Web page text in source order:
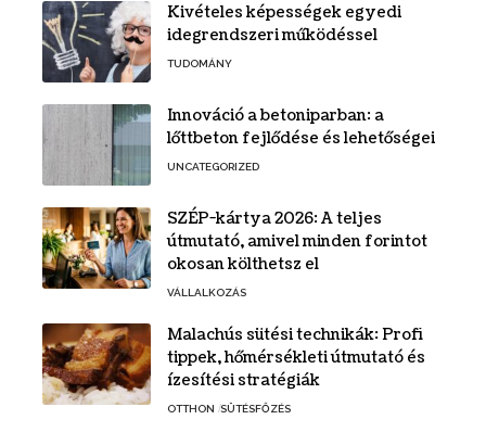
Kivételes képességek egyedi
idegrendszeri működéssel
TUDOMÁNY
Innováció a betoniparban: a
lőttbeton fejlődése és lehetőségei
UNCATEGORIZED
SZÉP-kártya 2026: A teljes
útmutató, amivel minden forintot
okosan költhetsz el
VÁLLALKOZÁS
Malachús sütési technikák: Profi
tippek, hőmérsékleti útmutató és
ízesítési stratégiák
OTTHON SÜTÉSFŐZÉS